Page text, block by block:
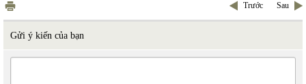
Trước Sau
Gửi ý kiến của bạn